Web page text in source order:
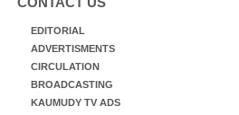
EDITORIAL
ADVERTISMENTS
CIRCULATION
BROADCASTING
KAUMUDY TV ADS